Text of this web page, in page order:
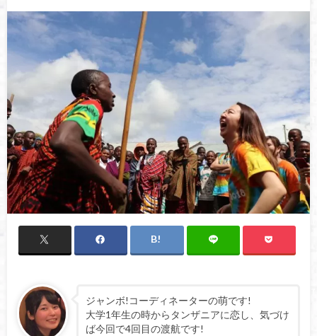
ジャンボ!コーディネーターの萌です!
大学1年生の時からタンザニアに恋し、気づけ
ば今回で4回目の渡航です!